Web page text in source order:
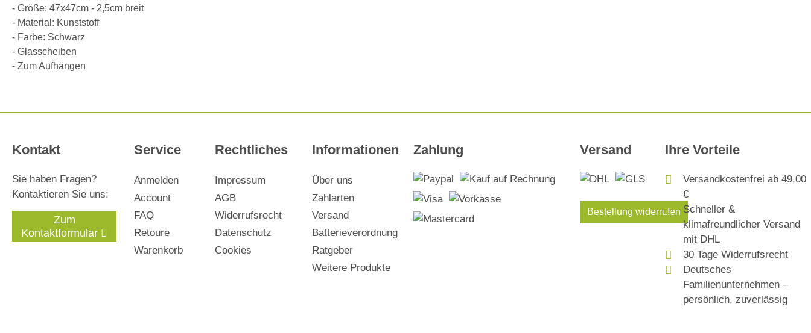
- Größe: 47x47cm - 2,5cm breit
- Material: Kunststoff
- Farbe: Schwarz
- Glasscheiben
- Zum Aufhängen
Kontakt
Sie haben Fragen?
Kontaktieren Sie uns:
Zum
Kontaktformular
Service
Anmelden
Account
FAQ
Retoure
Warenkorb
Rechtliches
Impressum
AGB
Widerrufsrecht
Datenschutz
Cookies
Informationen
Über uns
Zahlarten
Versand
Batterieverordnung
Ratgeber
Weitere Produkte
Zahlung Versand
Bestellung widerrufen
Ihre Vorteile
Versandkostenfrei ab 49,00
€
Schneller &
klimafreundlicher Versand
mit DHL
30 Tage Widerrufsrecht
Deutsches
Familienunternehmen –
persönlich, zuverlässig